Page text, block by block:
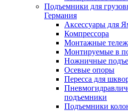
Подъемники для
Германия
Аксессуары для
Компрессора
Монтажные
Монтируемые в
Ножничные
Осевые опоры
Пересса для
подъемники
Подъемники